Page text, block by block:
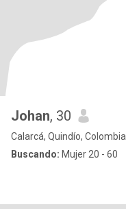
Johan, 30
Calarcá, Quindío, Colombia
Buscando: Mujer 20 - 60